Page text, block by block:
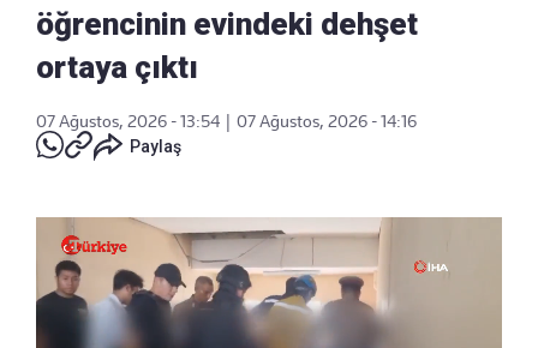
öğrencinin evindeki dehşet
ortaya çıktı
07 Ağustos, 2026 - 13:54
07 Ağustos, 2026 - 14:16
Paylaş